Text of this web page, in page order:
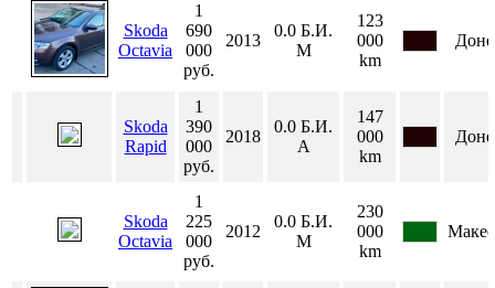
Skoda
Octavia
1
690
000
руб.
2013
0.0 Б.И.
М
123
000
km
Skoda
Rapid
1
390
000
руб.
2018
0.0 Б.И.
А
147
000
km
Skoda
Octavia
1
225
000
руб.
2012
0.0 Б.И.
М
230
000
km